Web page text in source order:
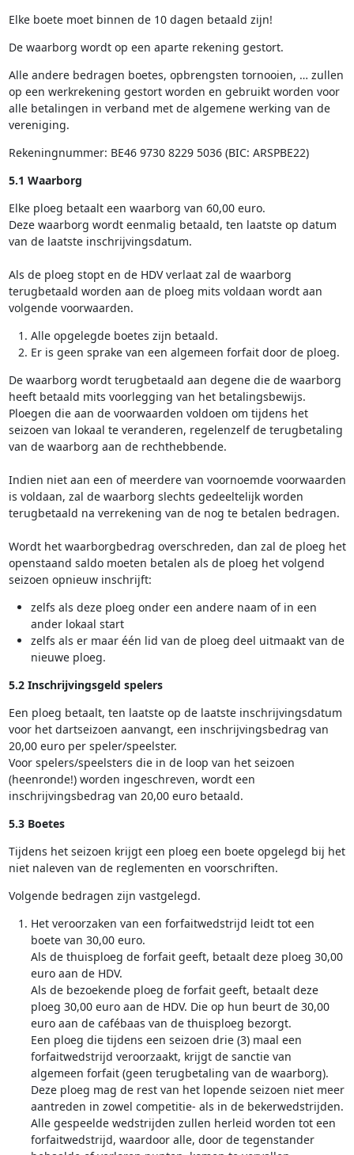
Elke boete moet binnen de 10 dagen betaald zijn!
De waarborg wordt op een aparte rekening gestort.
Alle andere bedragen boetes, opbrengsten tornooien, … zullen
op een werkrekening gestort worden en gebruikt worden voor
alle betalingen in verband met de algemene werking van de
vereniging.
Rekeningnummer: BE46 9730 8229 5036 (BIC: ARSPBE22)
5.1 Waarborg
Elke ploeg betaalt een waarborg van 60,00 euro.
Deze waarborg wordt eenmalig betaald, ten laatste op datum
van de laatste inschrijvingsdatum.
Als de ploeg stopt en de HDV verlaat zal de waarborg
terugbetaald worden aan de ploeg mits voldaan wordt aan
volgende voorwaarden.
Alle opgelegde boetes zijn betaald.
Er is geen sprake van een algemeen forfait door de ploeg.
De waarborg wordt terugbetaald aan degene die de waarborg
heeft betaald mits voorlegging van het betalingsbewijs.
Ploegen die aan de voorwaarden voldoen om tijdens het
seizoen van lokaal te veranderen, regelenzelf de terugbetaling
van de waarborg aan de rechthebbende.
Indien niet aan een of meerdere van voornoemde voorwaarden
is voldaan, zal de waarborg slechts gedeeltelijk worden
terugbetaald na verrekening van de nog te betalen bedragen.
Wordt het waarborgbedrag overschreden, dan zal de ploeg het
openstaand saldo moeten betalen als de ploeg het volgend
seizoen opnieuw inschrijft:
zelfs als deze ploeg onder een andere naam of in een
ander lokaal start
zelfs als er maar één lid van de ploeg deel uitmaakt van de
nieuwe ploeg.
5.2 Inschrijvingsgeld spelers
Een ploeg betaalt, ten laatste op de laatste inschrijvingsdatum
voor het dartseizoen aanvangt, een inschrijvingsbedrag van
20,00 euro per speler/speelster.
Voor spelers/speelsters die in de loop van het seizoen
(heenronde!) worden ingeschreven, wordt een
inschrijvingsbedrag van 20,00 euro betaald.
5.3 Boetes
Tijdens het seizoen krijgt een ploeg een boete opgelegd bij het
niet naleven van de reglementen en voorschriften.
Volgende bedragen zijn vastgelegd.
Het veroorzaken van een forfaitwedstrijd leidt tot een
boete van 30,00 euro.
Als de thuisploeg de forfait geeft, betaalt deze ploeg 30,00
euro aan de HDV.
Als de bezoekende ploeg de forfait geeft, betaalt deze
ploeg 30,00 euro aan de HDV. Die op hun beurt de 30,00
euro aan de cafébaas van de thuisploeg bezorgt.
Een ploeg die tijdens een seizoen drie (3) maal een
forfaitwedstrijd veroorzaakt, krijgt de sanctie van
algemeen forfait (geen terugbetaling van de waarborg).
Deze ploeg mag de rest van het lopende seizoen niet meer
aantreden in zowel competitie- als in de bekerwedstrijden.
Alle gespeelde wedstrijden zullen herleid worden tot een
forfaitwedstrijd, waardoor alle, door de tegenstander